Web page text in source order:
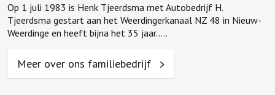
Op 1 juli 1983 is Henk Tjeerdsma met Autobedrijf H.
Tjeerdsma gestart aan het Weerdingerkanaal NZ 48 in Nieuw-
Weerdinge en heeft bijna het 35 jaar.....
Meer over ons familiebedrijf